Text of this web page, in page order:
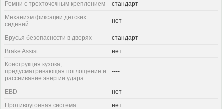
Ремни с трехточечным креплением
стандарт
Механизм фиксации детских
сидений
нет
Брусья безопасности в дверях
стандарт
Brake Assist
нет
Конструкция кузова,
предусматривающая поглощение и
рассеивание энергии удара
----
EBD
нет
Противоугонная система
нет